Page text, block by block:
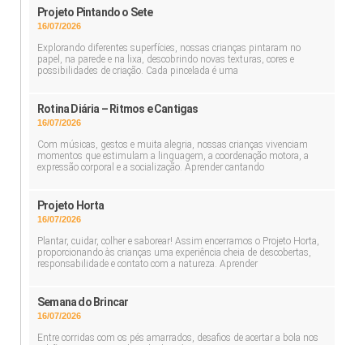
Projeto Pintando o Sete
16/07/2026
Explorando diferentes superfícies, nossas crianças pintaram no
papel, na parede e na lixa, descobrindo novas texturas, cores e
possibilidades de criação. Cada pincelada é uma
Rotina Diária – Ritmos e Cantigas
16/07/2026
Com músicas, gestos e muita alegria, nossas crianças vivenciam
momentos que estimulam a linguagem, a coordenação motora, a
expressão corporal e a socialização. Aprender cantando
Projeto Horta
16/07/2026
Plantar, cuidar, colher e saborear! Assim encerramos o Projeto Horta,
proporcionando às crianças uma experiência cheia de descobertas,
responsabilidade e contato com a natureza. Aprender
Semana do Brincar
16/07/2026
Entre corridas com os pés amarrados, desafios de acertar a bola nos